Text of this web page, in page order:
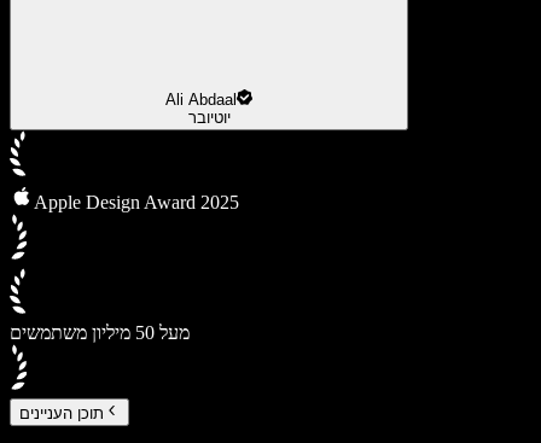
Ali Abdaal
יוטיובר
Apple Design Award 2025
מעל 50 מיליון משתמשים
תוכן העניינים